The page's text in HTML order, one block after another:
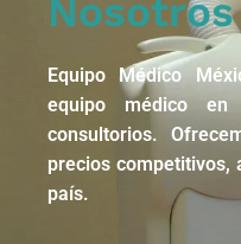
Nosotros
Equipo Médico
equipo médico
consultorios.
precios competitivos,
país.